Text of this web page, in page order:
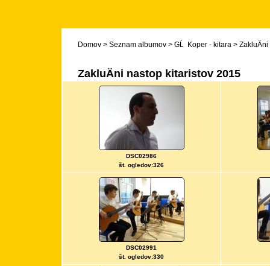
Domov> Seznam albumov> GĹ Koper - kitara>
ZakluÄni nastop kitaristov 2015
DSC02986
št. ogledov:326
DSC02991
št. ogledov:330